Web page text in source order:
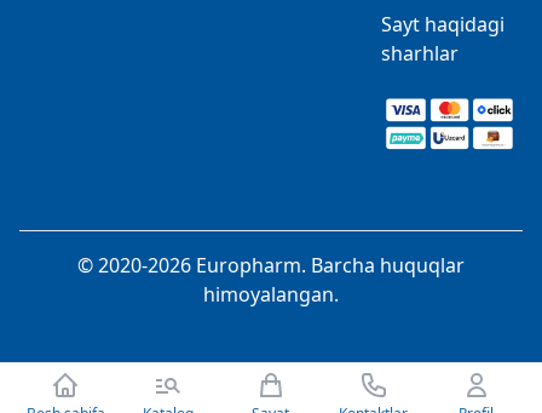
Sayt haqidagi
sharhlar
© 2020-2026 Europharm. Barcha huquqlar
himoyalangan.